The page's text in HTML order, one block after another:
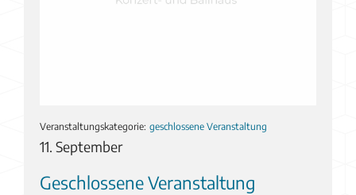
11. September
Veranstaltungskategorie: geschlossene Veranstaltung
Geschlossene Veranstaltung